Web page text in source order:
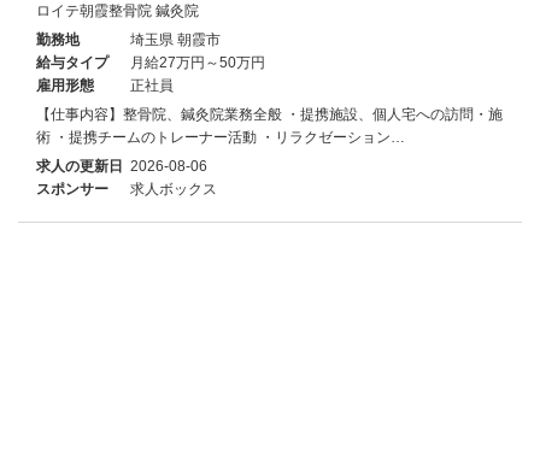
ロイテ朝霞整骨院 鍼灸院
勤務地
埼玉県 朝霞市
給与タイプ
月給27万円～50万円
雇用形態
正社員
【仕事内容】整骨院、鍼灸院業務全般 ・提携施設、個人宅への訪問・施
術 ・提携チームのトレーナー活動 ・リラクゼーション…
求人の更新日 2026-08-06
スポンサー
求人ボックス